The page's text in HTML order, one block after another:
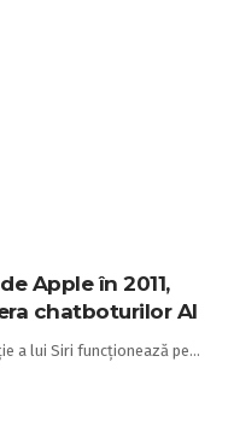
Apple în 2011,
chatboturilor AI
a lui Siri funcționează pe…